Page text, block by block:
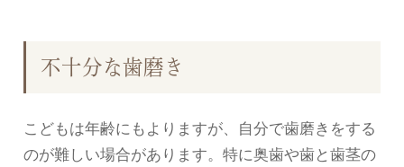
不十分な歯磨き
こどもは年齢にもよりますが、自分で歯磨きをする
のが難しい場合があります。特に奥歯や歯と歯茎の